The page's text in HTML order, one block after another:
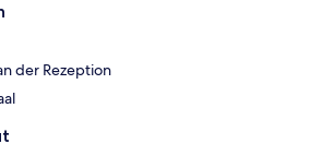
der Rezeption